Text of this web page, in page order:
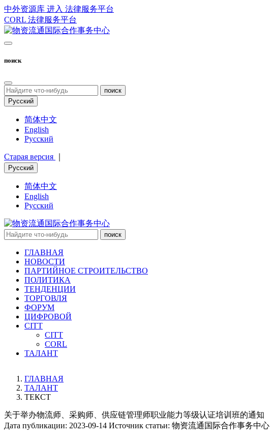
中外资源库 进入 法律服务平台
CORL 法律服务平台
поиск
поиск
Русский
简体中文
English
Русский
Старая версия
Русский
简体中文
English
Русский
поиск
ГЛАВНАЯ
НОВОСТИ
ПАРТИЙНОЕ СТРОИТЕЛЬСТВО
ПОЛИТИКА
ТЕНДЕНЦИИ
ТОРГОВЛЯ
ФОРУМ
ЦИФРОВОЙ
CITT
CITT
CORL
ТАЛАНТ
ГЛАВНАЯ
ТАЛАНТ
ТЕКСТ
关于举办物流师、采购师、供应链管理师职业能力等级认证培训班的通知
Дата публикации: 2023-09-14 Источник статьи: 物资流通国际合作事务中心